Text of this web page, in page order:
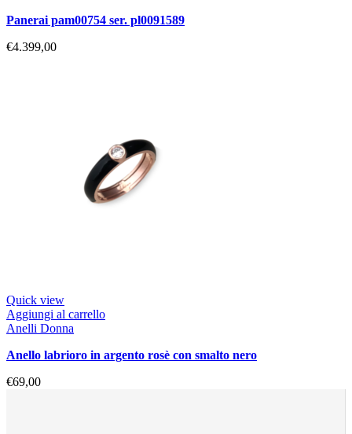
panerai pam00754 ser. pl0091589
€4.399,00
Quick view
Aggiungi al carrello
Anelli Donna
anello labrioro in argento rosè con smalto nero
€69,00